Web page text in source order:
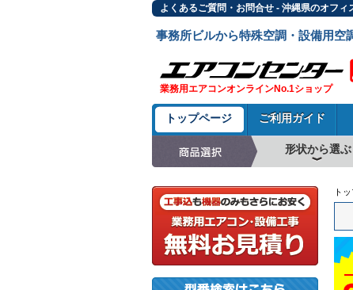
よくあるご質問・お問合せ - 沖縄県のオフ
事務所ビルから特殊空調・設備用空
業務用エアコンオンラインNo.1ショップ
トップページ ご利用ガイド
形状から選ぶ
ト